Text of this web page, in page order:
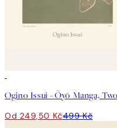
Od 249,50 Kč499 Kč